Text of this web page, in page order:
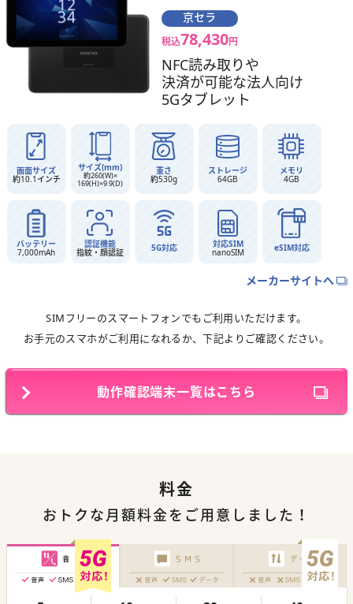
京セラ
税込78,430円
NFC読み取りや
決済が可能な法人向け
5Gタブレット
画面サイズ
約10.1インチ
サイズ(mm)
約260(W)×
169(H)×9.9(D)
重さ
約530g
ストレージ
64GB
メモリ
4GB
バッテリー
7,000mAh
認証機能
指紋・顔認証 5G対応 対応SIM
nanoSIM eSIM対応
メーカーサイトへ
SIMフリーのスマートフォンでもご利用いただけます。
お手元のスマホがご利用になれるか、下記よりご確認ください。
動作確認端末一覧はこちら
料金
おトクな月額料金をご用意しました！